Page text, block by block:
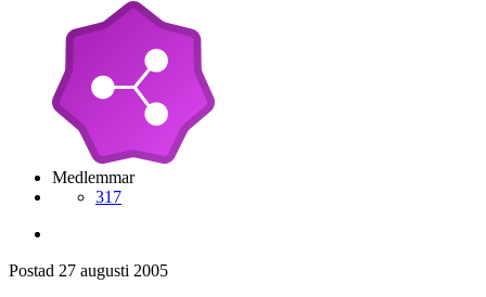
Medlemmar
317
Postad 27 augusti 2005